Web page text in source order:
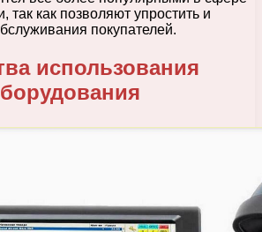
так как позволяют упростить и
покупателей.
использования